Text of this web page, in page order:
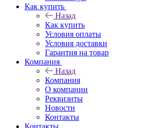
Как купить
Назад
Как купить
Условия оплаты
Условия доставки
Гарантия на товар
Компания
Назад
Компания
О компании
Реквизиты
Новости
Контакты
Контакты